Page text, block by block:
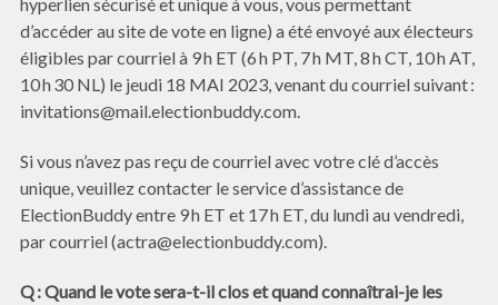
d’accéder au site de vote en ligne) a été envoyé aux électeurs
éligibles par courriel à 9 h ET (6 h PT, 7 h MT, 8 h CT, 10 h AT,
10 h 30 NL) le jeudi 18 MAI 2023, venant du courriel suivant :
invitations@mail.electionbuddy.com.
Si vous n’avez pas reçu de courriel avec votre clé d’accès
unique, veuillez contacter le service d’assistance de
ElectionBuddy entre 9 h ET et 17 h ET, du lundi au vendredi,
par courriel (actra@electionbuddy.com).
Q : Quand le vote sera-t-il clos et quand connaîtrai-je les